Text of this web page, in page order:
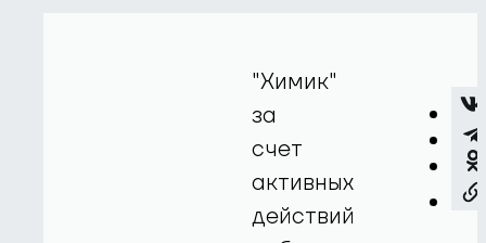
"Химик"
за
счет
активных
действий